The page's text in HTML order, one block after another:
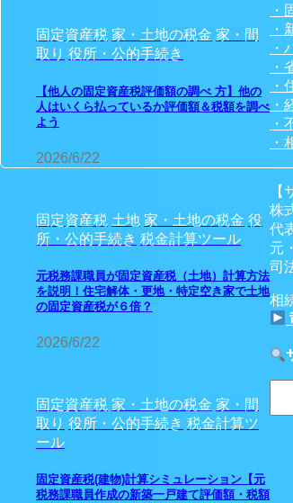
固定資産税 家・土地の税金 家・間
取り 役所・公的手続き
【他人の固定資産税評価額の調べ 方】他の
人はいくら払っているか評価額＆税額を調べ
よう
2026/6/22
固定資産税 土地 家・土地の税金 役
所・公的手続き 税金計算ツール
元税務課職員が固定資産税（土地）計算方法
を説明！住宅解体・更地・特定空き家で土地
の固定資産税が６倍？
2026/6/22
固定資産税 家・土地の税金 家・間
取り 役所・公的手続き 税金計算ツ
ール
固定資産税(建物)計算シミュレーション【元
税務課職員作成の新築一戸建て評価額・税額
・
・
・
・
・
・
・
・
【
株
代
元
司
相